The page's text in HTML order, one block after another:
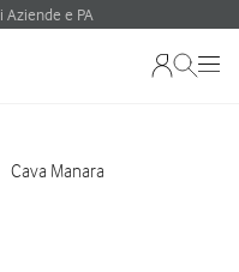
Aziende e PA
Cava Manara